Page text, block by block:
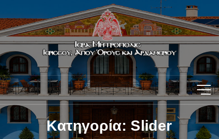
Κατηγορία:Slider